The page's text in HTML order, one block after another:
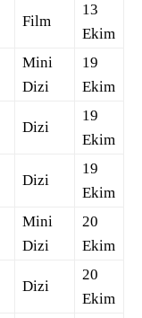
Film
13
Ekim
Mini
Dizi
19
Ekim
Dizi
19
Ekim
Dizi
19
Ekim
Mini
Dizi
20
Ekim
Dizi
20
Ekim